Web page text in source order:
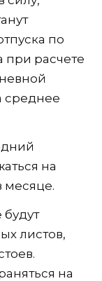
по
при расчете
среднее
на
месяце.
будут
листов,
на